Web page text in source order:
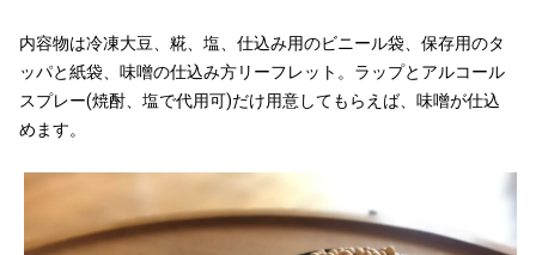
内容物は冷凍大豆、糀、塩、仕込み用のビニール袋、保存用のタ
ッパと紙袋、味噌の仕込み方リーフレット。ラップとアルコール
スプレー(焼酎、塩で代用可)だけ用意してもらえば、味噌が仕込
めます。